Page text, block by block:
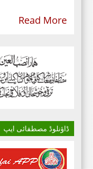
Read More
ڈاؤنلوڈ مصطفائی ایپ